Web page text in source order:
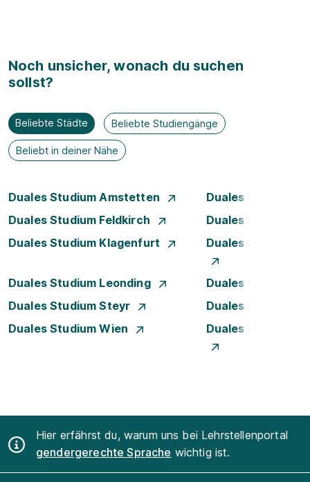
Noch unsicher, wonach du suchen
sollst?
Beliebte Städte Beliebte Studiengänge
Beliebt in deiner Nähe
Duales Studium Amstetten
Duales Studium
Duales Studium Feldkirch
Duales Studium
Duales Studium Klagenfurt
Duales Studium
Duales Studium Leonding
Duales Studium
Duales Studium Steyr
Duales Studium
Duales Studium Wien
Duales Studium
Hier erfährst du, warum uns bei Lehrstellenportal
gendergerechte Sprache wichtig ist.